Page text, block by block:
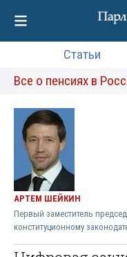
Статьи
Все о пенсиях в
АРТЕМ ШЕЙКИН
Первый заместитель
конституционному